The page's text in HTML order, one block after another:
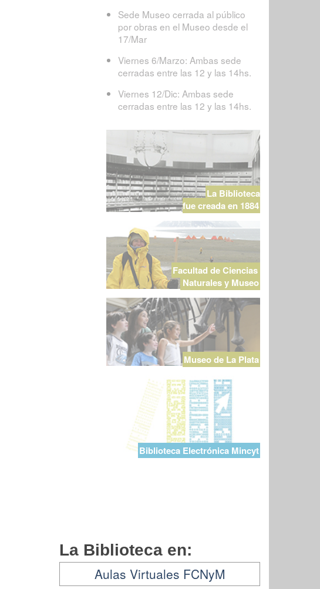
Sede Museo cerrada al público
por obras en el Museo desde el
17/Mar
Viernes 6/Marzo: Ambas sede
cerradas entre las 12 y las 14hs.
Viernes 12/Dic: Ambas sede
cerradas entre las 12 y las 14hs.
La Biblioteca
fue creada en 1884
Facultad de Ciencias
Naturales y Museo
Museo de La Plata
Biblioteca Electrónica Mincyt
La Biblioteca en:
Aulas Virtuales FCNyM